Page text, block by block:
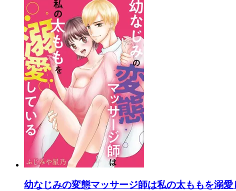
幼なじみの変態マッサージ師は私の太ももを溺愛